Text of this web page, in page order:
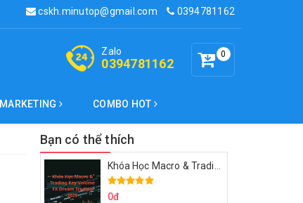
cskh.minutop@gmail.com 0394781162
0
Zalo
0394781162
MARKETING COMBO HOT
Bạn có thể thích
0đ